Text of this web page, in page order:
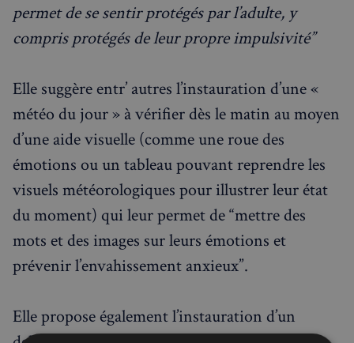
permet de se sentir protégés par l’adulte, y
compris protégés de leur propre impulsivité”
Elle suggère entr’ autres l’instauration d’une «
météo du jour » à vérifier dès le matin au moyen
d’une aide visuelle (comme une roue des
émotions ou un tableau pouvant reprendre les
visuels météorologiques pour illustrer leur état
du moment) qui leur permet de “mettre des
mots et des images sur leurs émotions et
prévenir l’envahissement anxieux”.
Elle propose également l’instauration d’un